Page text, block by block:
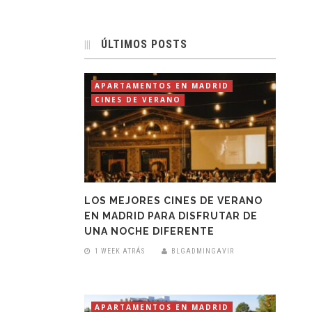
ÚLTIMOS POSTS
APARTAMENTOS EN MADRID
CINES DE VERANO
LOS MEJORES CINES DE VERANO
EN MADRID PARA DISFRUTAR DE
UNA NOCHE DIFERENTE
1 WEEK ATRÁS BLGADMINGAVIR
APARTAMENTOS EN MADRID